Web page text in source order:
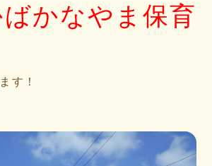
かなやま保育
す！